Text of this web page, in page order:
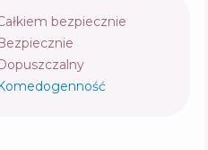
Lotion II
bezpiecznie